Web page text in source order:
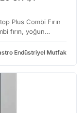
Plus Combi Fırın
fırın, yoğun
Endüstriyel Mutfak